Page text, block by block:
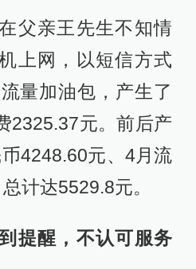
父亲王先生不知情
上网，以短信方式
量加油包，产生了
2325.37元。前后产
4248.60元、4月流
计达5529.8元。
提醒，不认可服务